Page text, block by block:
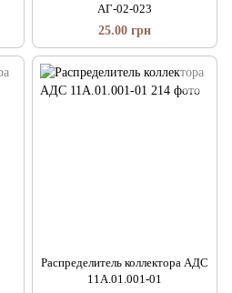
АГ-02-023
25.00 грн
Распределитель коллектора АДС
11А.01.001-01